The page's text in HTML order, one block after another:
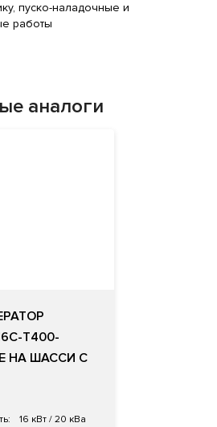
пуско-наладочные и
работы
аналоги
Т400-
НА ШАССИ С
16 кВт / 20 кВа